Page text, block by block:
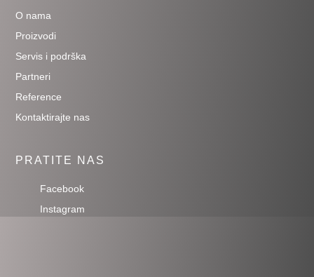
O nama
Proizvodi
Servis i podrška
Partneri
Reference
Kontaktirajte nas
PRATITE NAS
Facebook
Instagram